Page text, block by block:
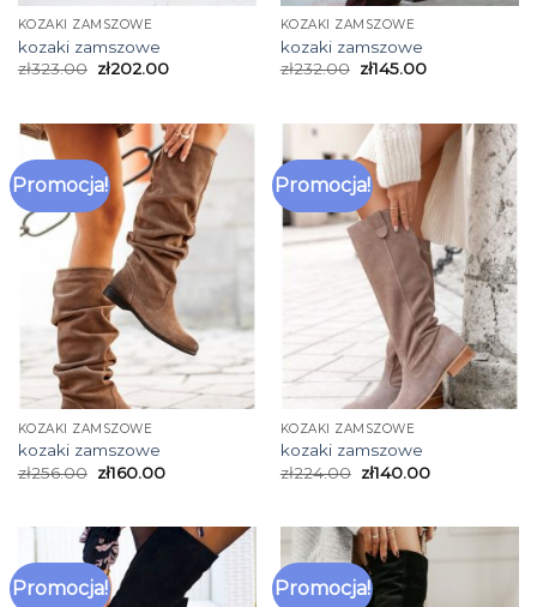
KOZAKI ZAMSZOWE
kozaki zamszowe
zł323.00 zł202.00
KOZAKI ZAMSZOWE
kozaki zamszowe
zł232.00 zł145.00
Promocja!
KOZAKI ZAMSZOWE
kozaki zamszowe
zł256.00 zł160.00
Promocja!
KOZAKI ZAMSZOWE
kozaki zamszowe
zł224.00 zł140.00
Promocja! Promocja!